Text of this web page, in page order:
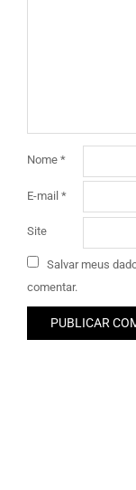
Nome *
E-mail *
Site
Salvar meus
comentar.